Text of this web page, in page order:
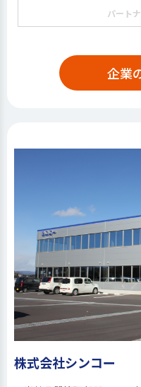
パート
企業
株式会社シンコー